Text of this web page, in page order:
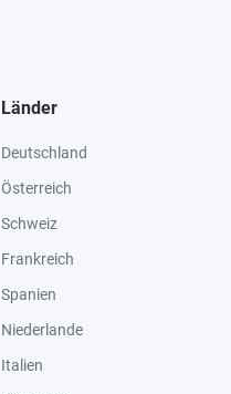
Länder
Deutschland
Österreich
Schweiz
Frankreich
Spanien
Niederlande
Italien